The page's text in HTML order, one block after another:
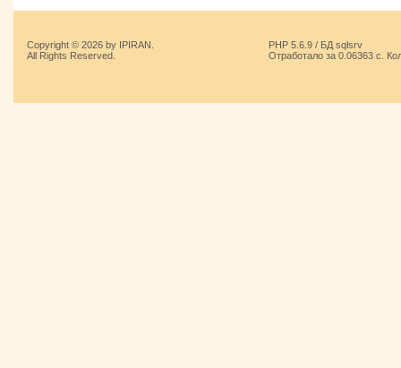
Copyright © 2026 by IPIRAN.
All Rights Reserved.
PHP 5.6.9 / БД sqlsrv
Отработало за 0.06363 с.